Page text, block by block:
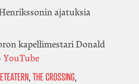
ajatuksia
kapellimestari Donald
YouTube
,THE CROSSING,